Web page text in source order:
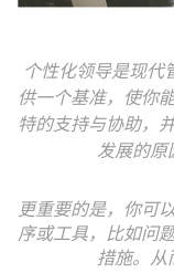
个性化领导是现代
供一个基准，使你
特的支持与协助，
发展的原
更重要的是，你可
序或工具，比如问
措施。从